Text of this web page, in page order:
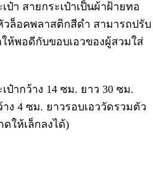
ป๋า สายกระเป๋าเป็นผ้าฝ้ายทอ
ล็อคพลาสติกสีดำ สามารถปรับ
ห้พอดีกับขอบเอวของผู้สวมใส่
ป๋ากว้าง 14 ซม. ยาว 30 ซม.
ง 4 ซม. ยาวรอบเอววัดรวมตัว
ดให้เล็กลงได้)